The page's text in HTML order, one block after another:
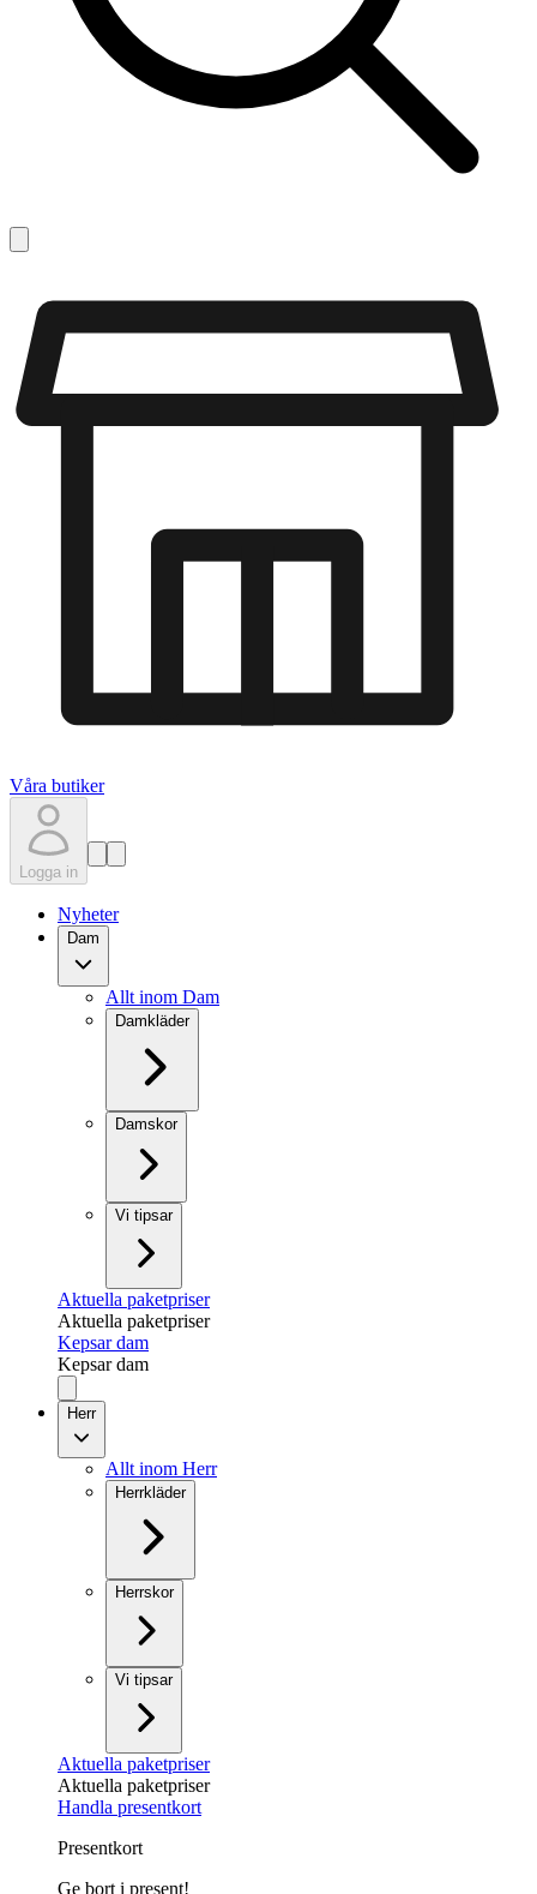
Våra butiker
Logga in
Nyheter
Dam
Allt inom Dam
Damkläder
Damskor
Vi tipsar
Aktuella paketpriser
Aktuella paketpriser
Kepsar dam
Kepsar dam
Herr
Allt inom Herr
Herrkläder
Herrskor
Vi tipsar
Aktuella paketpriser
Aktuella paketpriser
Handla presentkort
Presentkort
Ge bort i present!